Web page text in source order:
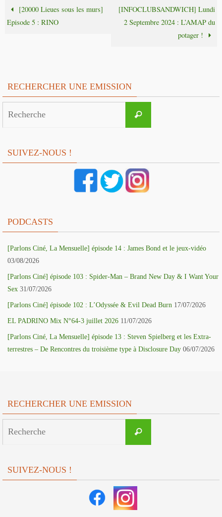
[20000 Lieues sous les murs]
Episode 5 : RINO
[INFOCLUBSANDWICH] Lundi
2 Septembre 2024 : L’AMAP du
potager !
RECHERCHER UNE EMISSION
Recherche
SUIVEZ-NOUS !
PODCASTS
[Parlons Ciné, La Mensuelle] épisode 14 : James Bond et le jeux-vidéo
03/08/2026
[Parlons Ciné] épisode 103 : Spider-Man – Brand New Day & I Want Your
Sex 31/07/2026
[Parlons Ciné] épisode 102 : L’Odyssée & Evil Dead Burn 17/07/2026
EL PADRINO Mix N°64-3 juillet 2026 11/07/2026
[Parlons Ciné, La Mensuelle] épisode 13 : Steven Spielberg et les Extra-
terrestres – De Rencontres du troisième type à Disclosure Day 06/07/2026
RECHERCHER UNE EMISSION
Recherche
SUIVEZ-NOUS !